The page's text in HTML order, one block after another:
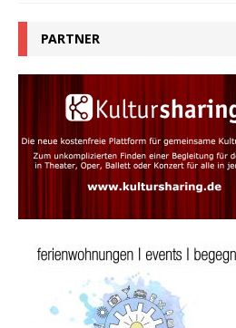
PARTNER